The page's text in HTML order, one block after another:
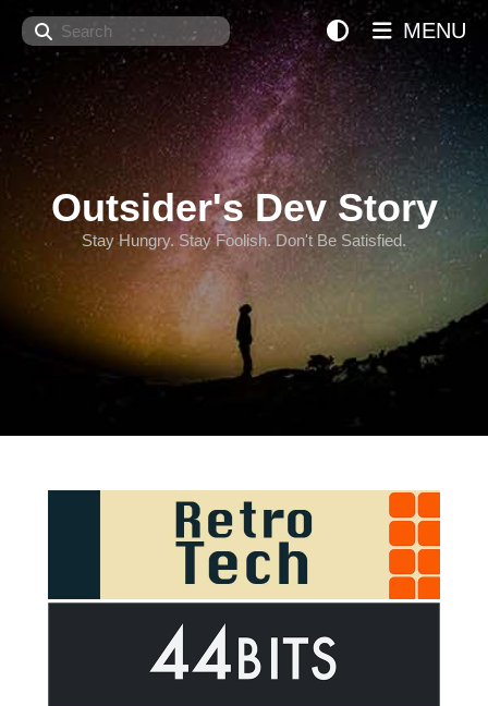
Search
Outsider's Dev Story
Stay Hungry. Stay Foolish. Don't Be Satisfied.
MENU